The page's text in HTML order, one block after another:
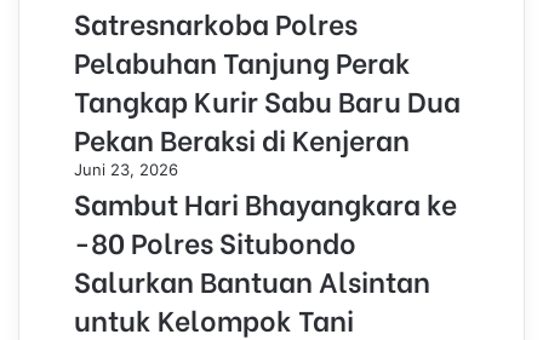
Satresnarkoba Polres
Pelabuhan Tanjung Perak
Tangkap Kurir Sabu Baru Dua
Pekan Beraksi di Kenjeran
Juni 23, 2026
Sambut Hari Bhayangkara ke
-80 Polres Situbondo
Salurkan Bantuan Alsintan
untuk Kelompok Tani